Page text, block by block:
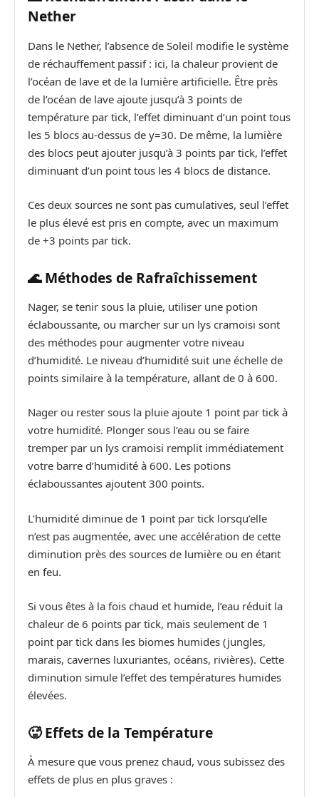
Nether
Dans le Nether, l’absence de Soleil modifie le système
de réchauffement passif : ici, la chaleur provient de
l’océan de lave et de la lumière artificielle. Être près
de l’océan de lave ajoute jusqu’à 3 points de
température par tick, l’effet diminuant d’un point tous
les 5 blocs au-dessus de y=30. De même, la lumière
des blocs peut ajouter jusqu’à 3 points par tick, l’effet
diminuant d’un point tous les 4 blocs de distance.
Ces deux sources ne sont pas cumulatives, seul l’effet
le plus élevé est pris en compte, avec un maximum
de +3 points par tick.
🌊 Méthodes de Rafraîchissement
Nager, se tenir sous la pluie, utiliser une potion
éclaboussante, ou marcher sur un lys cramoisi sont
des méthodes pour augmenter votre niveau
d’humidité. Le niveau d’humidité suit une échelle de
points similaire à la température, allant de 0 à 600.
Nager ou rester sous la pluie ajoute 1 point par tick à
votre humidité. Plonger sous l’eau ou se faire
tremper par un lys cramoisi remplit immédiatement
votre barre d’humidité à 600. Les potions
éclaboussantes ajoutent 300 points.
L’humidité diminue de 1 point par tick lorsqu’elle
n’est pas augmentée, avec une accélération de cette
diminution près des sources de lumière ou en étant
en feu.
Si vous êtes à la fois chaud et humide, l’eau réduit la
chaleur de 6 points par tick, mais seulement de 1
point par tick dans les biomes humides (jungles,
marais, cavernes luxuriantes, océans, rivières). Cette
diminution simule l’effet des températures humides
élevées.
🥵 Effets de la Température
À mesure que vous prenez chaud, vous subissez des
effets de plus en plus graves :